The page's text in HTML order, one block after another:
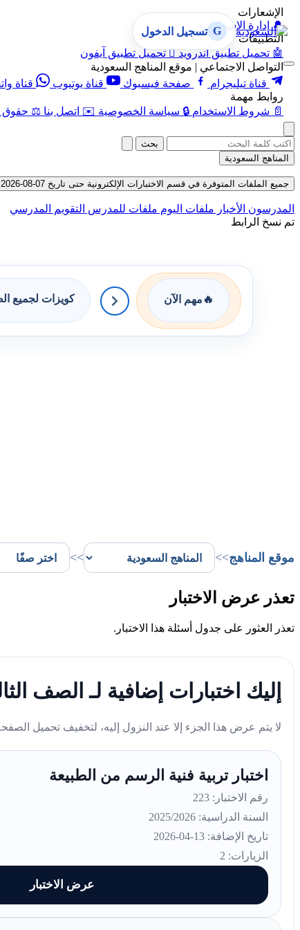
الإشعارات
🔔 إدارة الإشعارات
التطبيقات
🤖 تحميل تطبيق أندرويد  تحميل تطبيق آيفون
التواصل الاجتماعي | موقع المناهج السعودية
قناة تيليجرام
صفحة فيسبوك قناة يوتيوب قناة
روابط مهمة
📄 شروط الاستخدام 🔒 سياسة الخصوصية ✉️ اتصل بنا ⚖️ حقوق
G تسجيل الدخول
بحث
المناهج السعودية
جميع الملفات المتوفرة في قسم الاختبارات الإلكترونية حتى تاريخ 07-08-2026
المدرسون الأخبار ملفات اليوم ملفات للمدرس التقويم المدرسي
تم نسخ الرابط
🔥 مهم الآن كويزات لجميع
موقع المناهج>>
>>
تعذر عرض الاختبار
تعذر العثور على جدول أسئلة هذا الاختبار.
إليك اختبارات إضافية لـ الصف
لا يتم عرض هذا الجزء إلا عند النزول إليه، لتخفيف تحميل
اختبار تربية فنية الرسم من الطبيعة
رقم الاختبار: 223
السنة الدراسية: 2025/2026
تاريخ الإضافة: 13-04-2026
الزيارات: 2
عرض الاختبار